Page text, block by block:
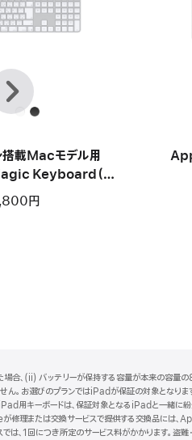
載Macモデル用
Keyboard（テ
）- 日本語 - ホワイ
トキー
円
合、(ii) バッテリーが保持する容量が本来の容
ん。お選びのプランではiPadが保証の対象とな
ーボードは、保証対象となるiPadと一緒に紛
修理または交換サービスで提供する交換品には
、1回につき所定のサービス料がかかります。盗